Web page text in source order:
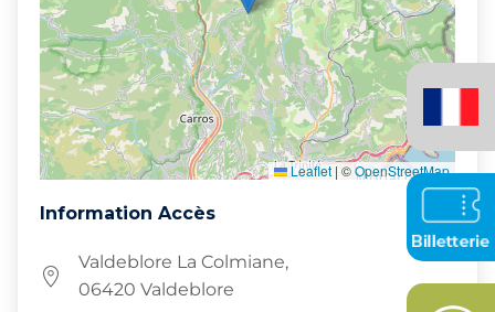
Leaflet | ©OpenStreetMap
Information Accès
Valdeblore La Colmiane,
06420 Valdeblore